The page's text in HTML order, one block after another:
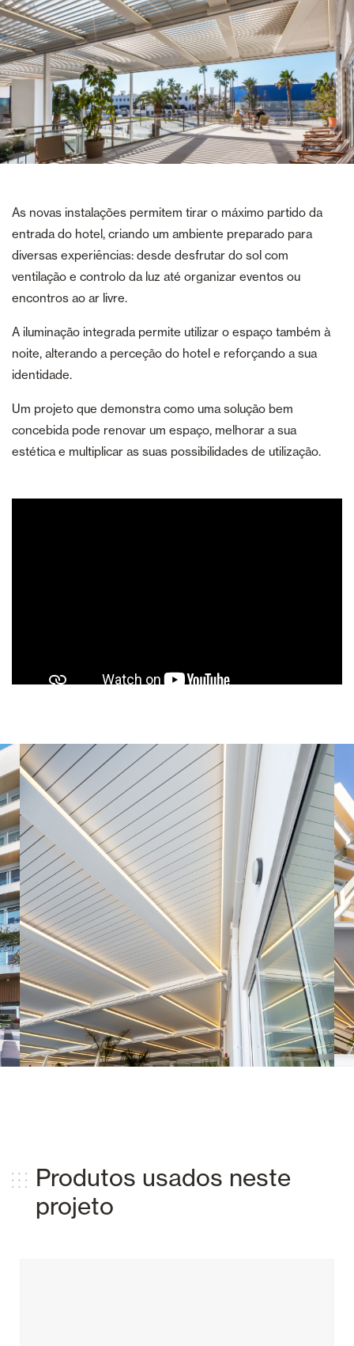
As novas instalações permitem tirar o máximo partido da
entrada do hotel, criando um ambiente preparado para
diversas experiências: desde desfrutar do sol com
ventilação e controlo da luz até organizar eventos ou
encontros ao ar livre.
A iluminação integrada permite utilizar o espaço também à
noite, alterando a perceção do hotel e reforçando a sua
identidade.
Um projeto que demonstra como uma solução bem
concebida pode renovar um espaço, melhorar a sua
estética e multiplicar as suas possibilidades de utilização.
Produtos usados ​​neste
projeto